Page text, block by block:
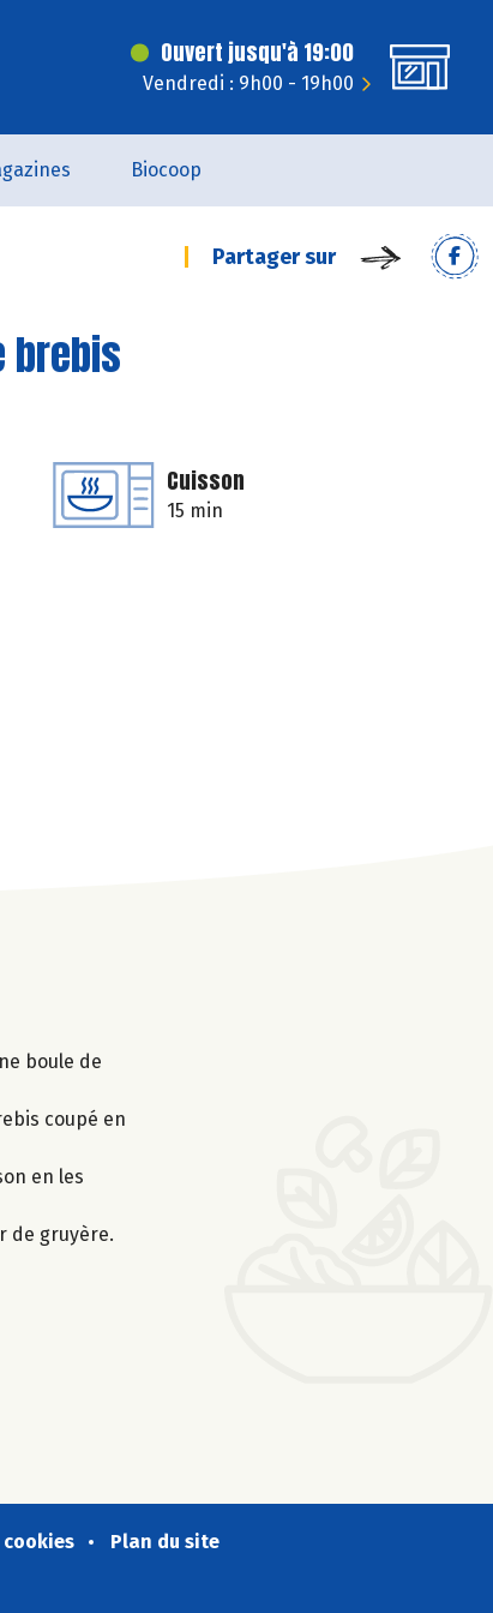
Ouvert jusqu'à 19:00
Vendredi : 9h00 - 19h00
Biocoop
Partager sur
brebis
Cuisson
15 min
boule de
coupé en
en les
de gruyère.
Plan du site